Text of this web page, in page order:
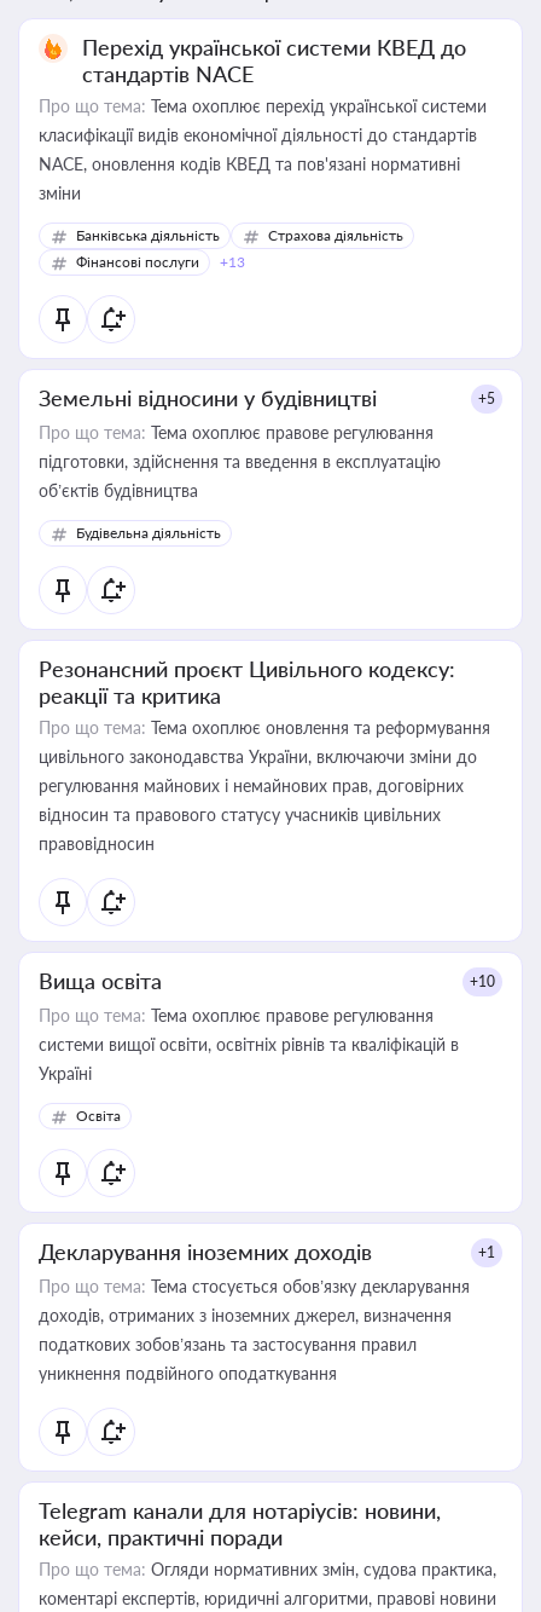
Перехід української системи КВЕД до
стандартів NACE
Про що тема: Тема охоплює перехід української системи
класифікації видів економічної діяльності до стандартів
NACE, оновлення кодів КВЕД та пов'язані нормативні
зміни
Банківська діяльність
Страхова діяльність
Фінансові послуги
+13
Земельні відносини у будівництві +5
Про що тема: Тема охоплює правове регулювання
підготовки, здійснення та введення в експлуатацію
об’єктів будівництва
Будівельна діяльність
Резонансний проєкт Цивільного кодексу:
реакції та критика
Про що тема: Тема охоплює оновлення та реформування
цивільного законодавства України, включаючи зміни до
регулювання майнових і немайнових прав, договірних
відносин та правового статусу учасників цивільних
правовідносин
Вища освіта +10
Про що тема: Тема охоплює правове регулювання
системи вищої освіти, освітніх рівнів та кваліфікацій в
Україні
Освіта
Декларування іноземних доходів +1
Про що тема: Тема стосується обов’язку декларування
доходів, отриманих з іноземних джерел, визначення
податкових зобов’язань та застосування правил
уникнення подвійного оподаткування
Telegram канали для нотаріусів: новини,
кейси, практичні поради
Про що тема: Огляди нормативних змін, судова практика,
коментарі експертів, юридичні алгоритми, правові новини